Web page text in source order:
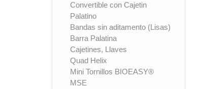
Convertible con Cajetin
Palatino
Bandas sin aditamento (Lisas)
Barra Palatina
Cajetines, Llaves
Quad Helix
Mini Tornillos BIOEASY®
MSE